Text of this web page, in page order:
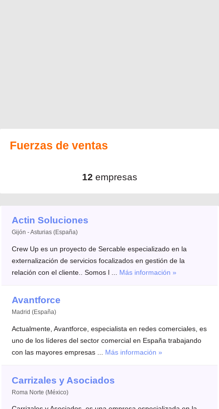
Fuerzas de ventas
12 empresas
Actin Soluciones
Gijón - Asturias (España)
Crew Up es un proyecto de Sercable especializado en la
externalización de servicios focalizados en gestión de la
relación con el cliente.. Somos l ... Más información »
Avantforce
Madrid (España)
Actualmente, Avantforce, especialista en redes comerciales, es
uno de los líderes del sector comercial en España trabajando
con las mayores empresas ... Más información »
Carrizales y Asociados
Roma Norte (México)